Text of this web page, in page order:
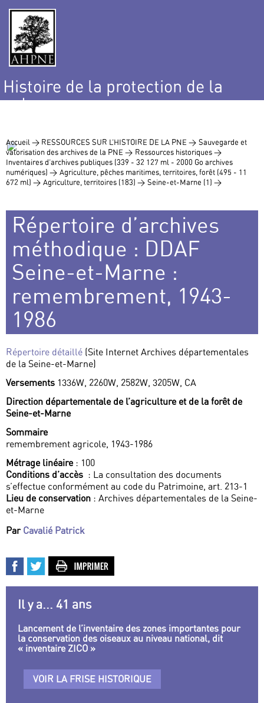
Histoire de la protection de la
nature
Accueil > RESSOURCES SUR L’HISTOIRE DE LA PNE > Sauvegarde et
valorisation des archives de la PNE > Ressources historiques >
Inventaires d’archives publiques (339 - 32 127 ml - 2000 Go archives
numériques) > Agriculture, pêches maritimes, territoires, forêt (495 - 11
672 ml) > Agriculture, territoires (183) > Seine-et-Marne (1) >
Répertoire d’archives
méthodique : DDAF
Seine-et-Marne :
remembrement, 1943-
1986
Répertoire détaillé (Site Internet Archives départementales
de la Seine-et-Marne)
Versements 1336W, 2260W, 2582W, 3205W, CA
Direction départementale de l’agriculture et de la forêt de
Seine-et-Marne
Sommaire
remembrement agricole, 1943-1986
Métrage linéaire: 100
Conditions d’accès : La consultation des documents
s’effectue conformément au code du Patrimoine, art. 213-1
Lieu de conservation : Archives départementales de la Seine-
et-Marne
Par Cavalié Patrick
Il y a... 41 ans
Lancement de l’inventaire des zones importantes pour
la conservation des oiseaux au niveau national, dit
« inventaire ZICO »
VOIR LA FRISE HISTORIQUE